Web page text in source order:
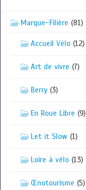
Marque-Filière (81)
Accueil Vélo (12)
Art de vivre (7)
Berry (3)
En Roue Libre (9)
Let it Slow (1)
Loire à vélo (13)
Œnotourisme (5)